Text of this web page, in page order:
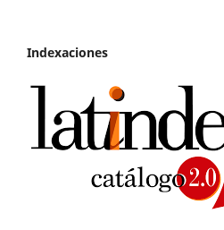
Indexaciones